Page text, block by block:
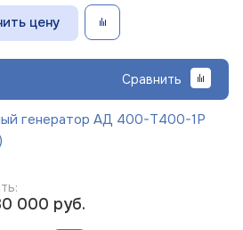
цену
Сравнить
генератор АД 400-Т400-1Р
000 руб.